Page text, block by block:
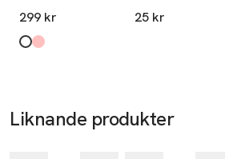
299 kr
Produkten finns i färgerna:
Offwhite
Pink/Yellow
80 st
25 kr
Liknande produkter